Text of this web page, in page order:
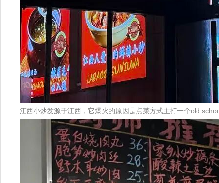
江西小炒发源于江西，它爆火的原因是点菜方式主打一个old